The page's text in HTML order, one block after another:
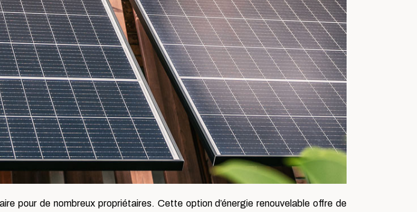
pour de nombreux propriétaires. Cette option d’énergie renouvelable offre de